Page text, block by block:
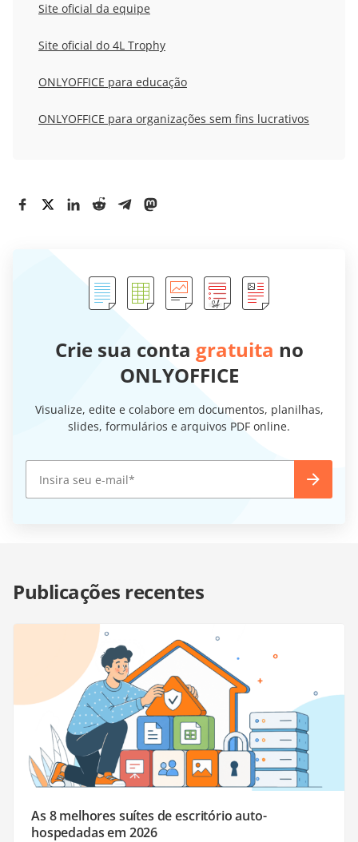
Site oficial da equipe
Site oficial do 4L Trophy
ONLYOFFICE para educação
ONLYOFFICE para organizações sem fins lucrativos
Crie sua conta gratuita no
ONLYOFFICE
Visualize, edite e colabore em documentos, planilhas,
slides, formulários e arquivos PDF online.
Publicações recentes
As 8 melhores suítes de escritório auto-
hospedadas em 2026